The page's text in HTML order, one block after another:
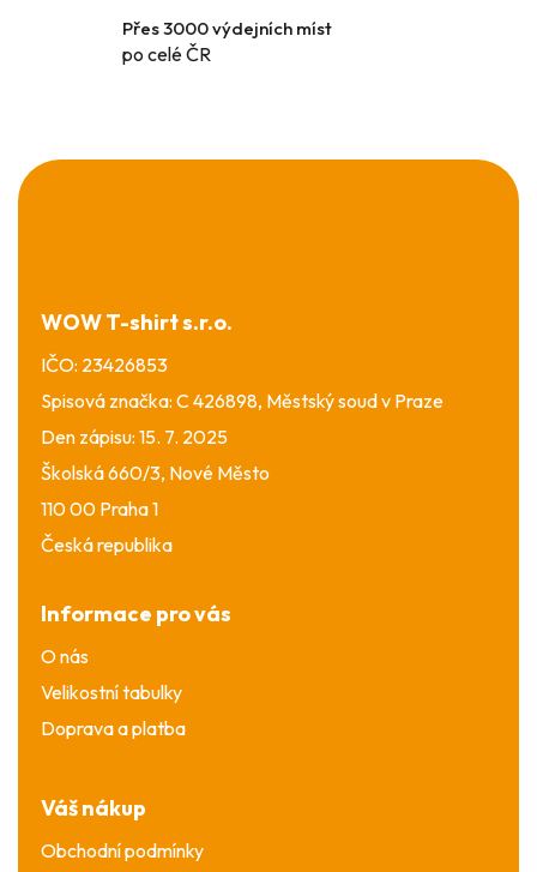
p
Přes 3000 výdejních míst
po celé ČR
Z
á
WOW T-shirt s.r.o.
IČO: 23426853
Spisová značka: C 426898, Městský soud v Praze
Den zápisu: 15. 7. 2025
Školská 660/3, Nové Město
110 00 Praha 1
Česká republika
Informace pro vás
O nás
Velikostní tabulky
Doprava a platba
Váš nákup
Obchodní podmínky